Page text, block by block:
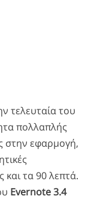
τελευταία του
πολλαπλής
στην εφαρμογή,
τα 90 λεπτά.
Evernote 3.4